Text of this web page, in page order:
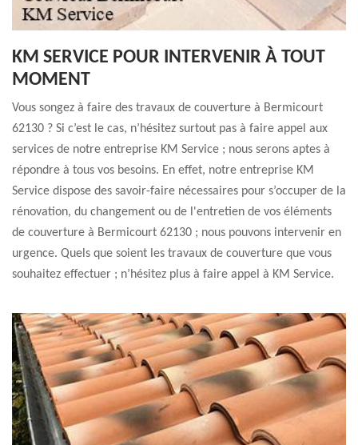
KM SERVICE POUR INTERVENIR À TOUT
MOMENT
Vous songez à faire des travaux de couverture à Bermicourt
62130 ? Si c’est le cas, n’hésitez surtout pas à faire appel aux
services de notre entreprise KM Service ; nous serons aptes à
répondre à tous vos besoins. En effet, notre entreprise KM
Service dispose des savoir-faire nécessaires pour s’occuper de la
rénovation, du changement ou de l'entretien de vos éléments
de couverture à Bermicourt 62130 ; nous pouvons intervenir en
urgence. Quels que soient les travaux de couverture que vous
souhaitez effectuer ; n’hésitez plus à faire appel à KM Service.